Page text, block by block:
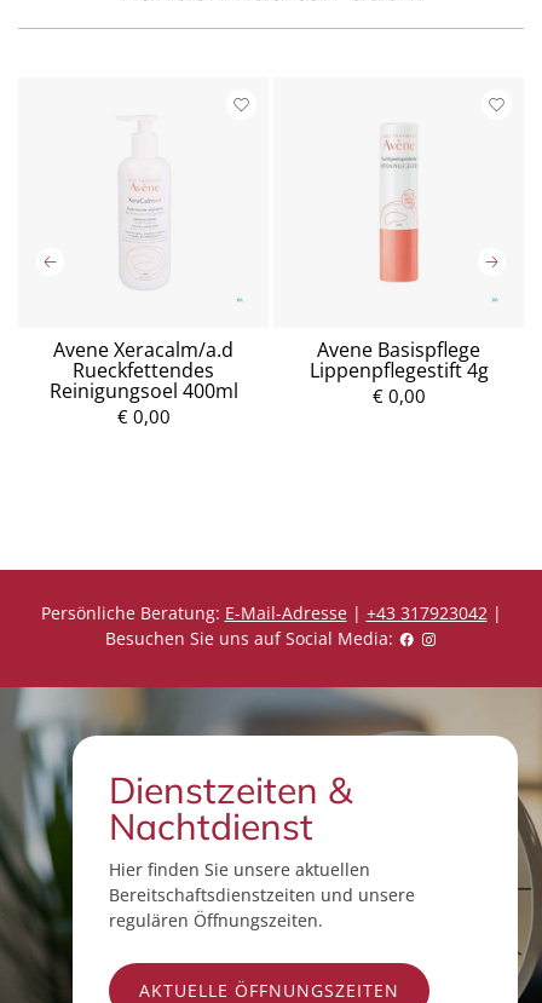
Avene Xeracalm/a.d
Rueckfettendes
Reinigungsoel 400ml
€ 0,00
Avene Basispflege
Lippenpflegestift 4g
€ 0,00
Persönliche Beratung: E-Mail-Adresse| +43 317923042|
Besuchen Sie uns auf Social Media:
Dienstzeiten &
Nachtdienst
Hier finden Sie unsere aktuellen
Bereitschaftsdienstzeiten und unsere
regulären Öffnungszeiten.
AKTUELLE ÖFFNUNGSZEITEN